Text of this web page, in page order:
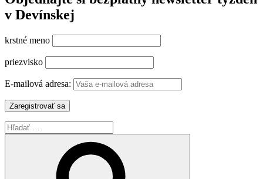
v Devínskej
krstné meno
priezvisko
E-mailová adresa:
Hľadať: